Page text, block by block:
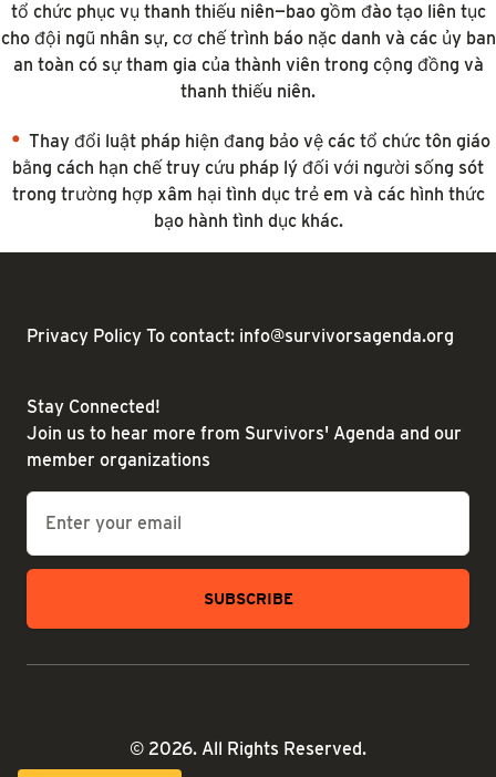
tổ chức phục vụ thanh thiếu niên—bao gồm đào tạo liên tục
cho đội ngũ nhân sự, cơ chế trình báo nặc danh và các ủy ban
an toàn có sự tham gia của thành viên trong cộng đồng và
thanh thiếu niên.
Thay đổi luật pháp hiện đang bảo vệ các tổ chức tôn giáo
bằng cách hạn chế truy cứu pháp lý đối với người sống sót
trong trường hợp xâm hại tình dục trẻ em và các hình thức
bạo hành tình dục khác.
Privacy Policy To contact: info@survivorsagenda.org
Stay Connected!
Join us to hear more from Survivors' Agenda and our
member organizations
Email
© 2026. All Rights Reserved.